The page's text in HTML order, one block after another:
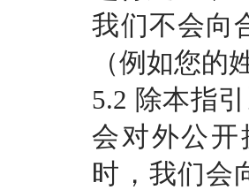
我们不会向
（例如您
5.2 除本指
会对外公
时，我们会